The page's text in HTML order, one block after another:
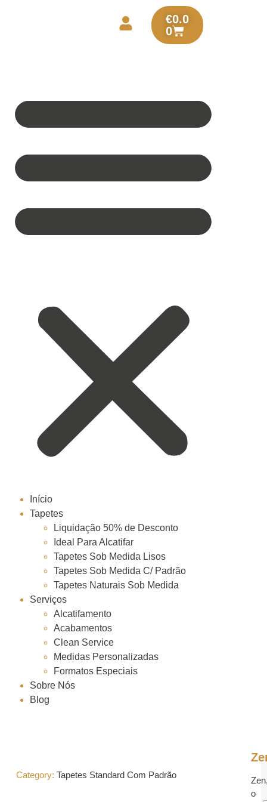
€0.0
0
Início
Tapetes
Liquidação 50% de Desconto
Ideal Para Alcatifar
Tapetes Sob Medida Lisos
Tapetes Sob Medida C/ Padrão
Tapetes Naturais Sob Medida
Serviços
Alcatifamento
Acabamentos
Clean Service
Medidas Personalizadas
Formatos Especiais
Sobre Nós
Blog
o
Category: Tapetes Standard Com Padrão